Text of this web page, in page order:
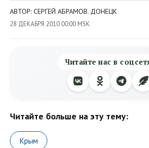
АВТОР: СЕРГЕЙ АБРАМОВ. ДОНЕЦК
28 ДЕКАБРЯ 2010 00:00 MSK
Читайте нас в
Читайте больше на эту тему:
Крым